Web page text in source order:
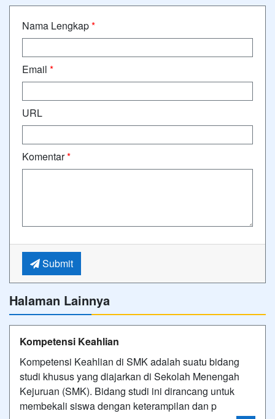
Nama Lengkap*
Email *
URL
Komentar*
Submit
Halaman Lainnya
Kompetensi Keahlian
Kompetensi Keahlian di SMK adalah suatu bidang
studi khusus yang diajarkan di Sekolah Menengah
Kejuruan (SMK). Bidang studi ini dirancang untuk
membekali siswa dengan keterampilan dan p